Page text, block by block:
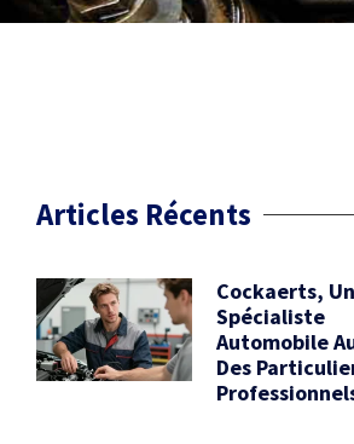
Articles Récents
Cockaerts, Un
Spécialiste
Automobile
Des